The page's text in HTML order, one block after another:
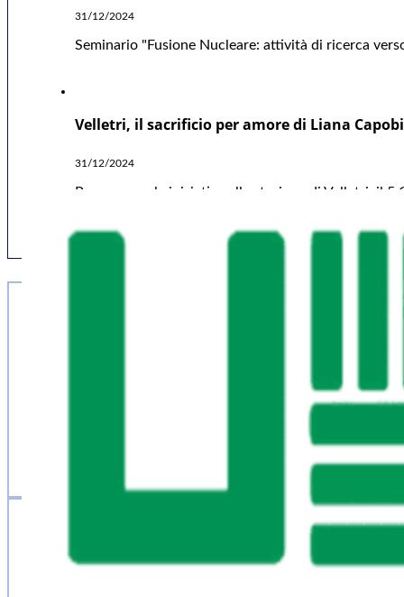
31/12/2024
Seminario "Fusione Nucleare: attività di ricerca
Velletri, il sacrificio per amore di Liana
31/12/2024
Proseguono le iniziative alla stazione di Velletri, il